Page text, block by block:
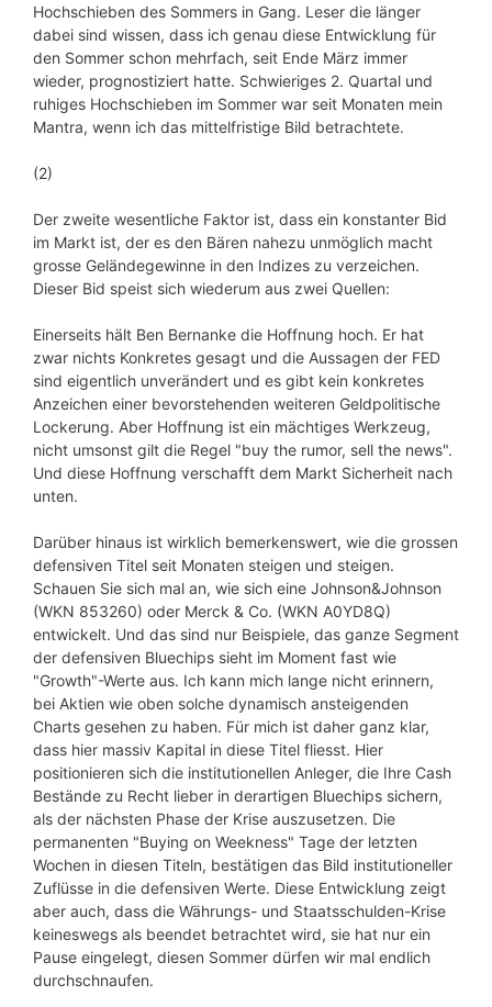
Hochschieben des Sommers in Gang. Leser die länger
dabei sind wissen, dass ich genau diese Entwicklung für
den Sommer schon mehrfach, seit Ende März immer
wieder, prognostiziert hatte. Schwieriges 2. Quartal und
ruhiges Hochschieben im Sommer war seit Monaten mein
Mantra, wenn ich das mittelfristige Bild betrachtete.
(2)
Der zweite wesentliche Faktor ist, dass ein konstanter Bid
im Markt ist, der es den Bären nahezu unmöglich macht
grosse Geländegewinne in den Indizes zu verzeichen.
Dieser Bid speist sich wiederum aus zwei Quellen:
Einerseits hält Ben Bernanke die Hoffnung hoch. Er hat
zwar nichts Konkretes gesagt und die Aussagen der FED
sind eigentlich unverändert und es gibt kein konkretes
Anzeichen einer bevorstehenden weiteren Geldpolitische
Lockerung. Aber Hoffnung ist ein mächtiges Werkzeug,
nicht umsonst gilt die Regel "buy the rumor, sell the news".
Und diese Hoffnung verschafft dem Markt Sicherheit nach
unten.
Darüber hinaus ist wirklich bemerkenswert, wie die grossen
defensiven Titel seit Monaten steigen und steigen.
Schauen Sie sich mal an, wie sich eine Johnson&Johnson
(WKN 853260) oder Merck & Co. (WKN A0YD8Q)
entwickelt. Und das sind nur Beispiele, das ganze Segment
der defensiven Bluechips sieht im Moment fast wie
"Growth"-Werte aus. Ich kann mich lange nicht erinnern,
bei Aktien wie oben solche dynamisch ansteigenden
Charts gesehen zu haben. Für mich ist daher ganz klar,
dass hier massiv Kapital in diese Titel fliesst. Hier
positionieren sich die institutionellen Anleger, die Ihre Cash
Bestände zu Recht lieber in derartigen Bluechips sichern,
als der nächsten Phase der Krise auszusetzen. Die
permanenten "Buying on Weekness" Tage der letzten
Wochen in diesen Titeln, bestätigen das Bild institutioneller
Zuflüsse in die defensiven Werte. Diese Entwicklung zeigt
aber auch, dass die Währungs- und Staatsschulden-Krise
keineswegs als beendet betrachtet wird, sie hat nur ein
Pause eingelegt, diesen Sommer dürfen wir mal endlich
durchschnaufen.